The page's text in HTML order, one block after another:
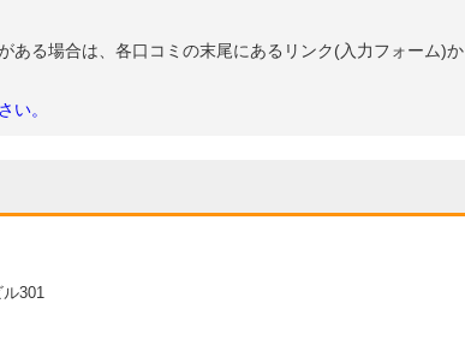
ある場合は、各口コミの末尾にあるリンク(入力フォーム)か
い。
301